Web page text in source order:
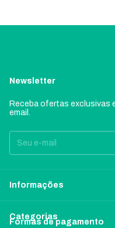
Newsletter
Receba ofertas exclusivas
email.
Informações
Categorias
Formas de pagamento